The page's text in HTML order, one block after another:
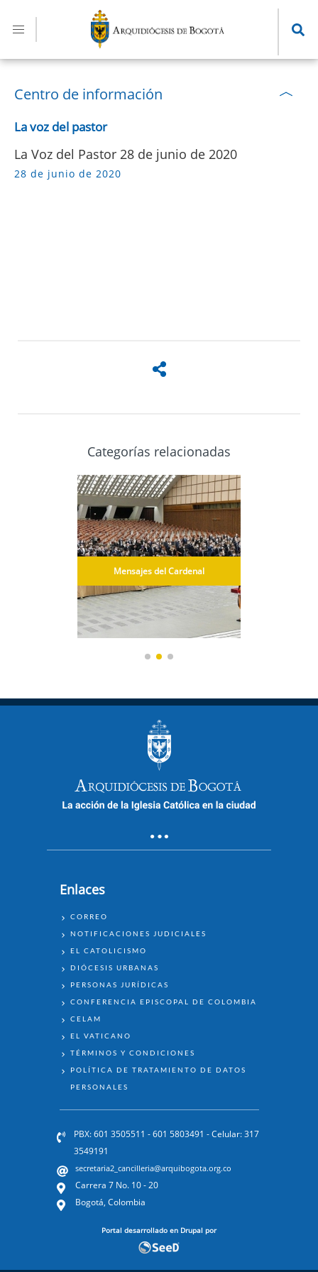
contenido
principal
Centro de información
La Voz del Pastor 28 de junio de 2020
28 de junio de 2020
Categorías relacionadas
Mensajes del Cardenal
La voz del pastor
Enlaces
ENLACES
CORREO
NOTIFICACIONES JUDICIALES
EL CATOLICISMO
DIÓCESIS URBANAS
PERSONAS JURÍDICAS
CONFERENCIA EPISCOPAL DE COLOMBIA
CELAM
EL VATICANO
TÉRMINOS Y CONDICIONES
POLÍTICA DE TRATAMIENTO DE DATOS
PERSONALES
PBX: 601 3505511 - 601 5803491 - Celular: 317
3549191
secretaria2_cancilleria@arquibogota.org.co
Carrera 7 No. 10 - 20
Bogotá, Colombia
Portal desarrollado en Drupal por